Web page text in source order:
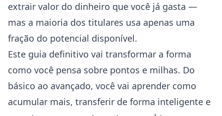
extrair valor do dinheiro que você já gasta —
mas a maioria dos titulares usa apenas uma
fração do potencial disponível.
Este guia definitivo vai transformar a forma
como você pensa sobre pontos e milhas. Do
básico ao avançado, você vai aprender como
acumular mais, transferir de forma inteligente e